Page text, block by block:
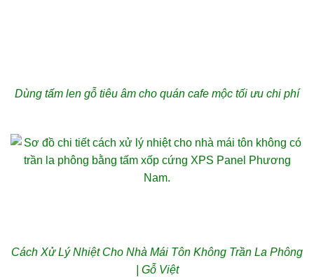
Dùng tấm len gỗ tiêu âm cho quán cafe mộc tối ưu chi phí
Cách Xử Lý Nhiệt Cho Nhà Mái Tôn Không Trần La Phông
| Gỗ Việt